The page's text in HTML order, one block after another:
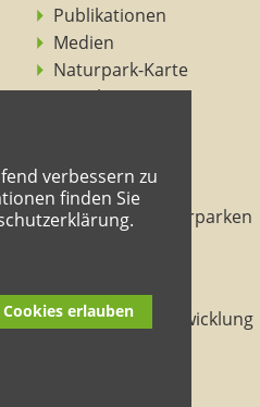
verbessern zu
finden Sie
erlauben
Publikationen
Medien
Naturpark-Karte
Ansichten
verstehen
BNE in den Naturparken
Rheinland-Pfalz
Mitmachheft
Nachhaltige Entwicklung